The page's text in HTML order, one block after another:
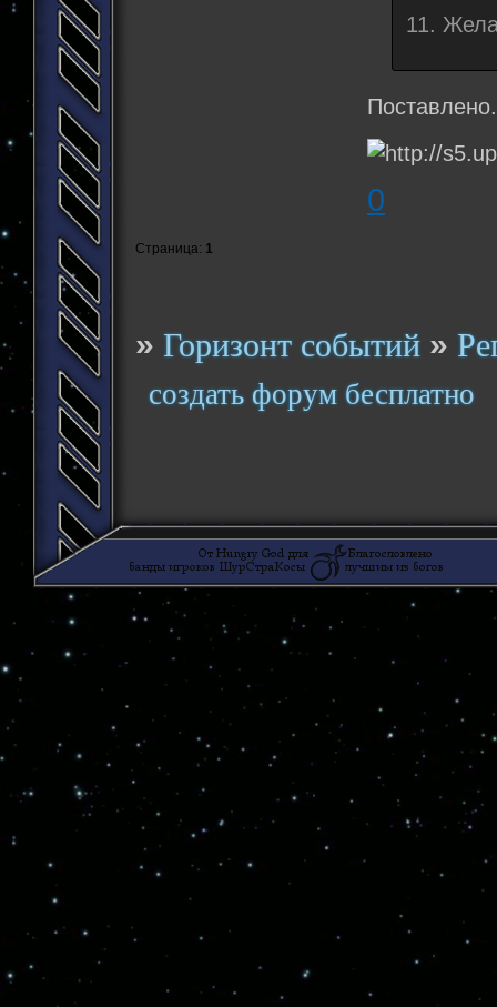
11.
Поставлено.
0
Страница: 1
»Горизонт событий »
создать форум бесплатно